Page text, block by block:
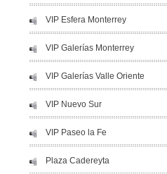
VIP Esfera Monterrey
VIP Galerías Monterrey
VIP Galerías Valle Oriente
VIP Nuevo Sur
VIP Paseo la Fe
Plaza Cadereyta